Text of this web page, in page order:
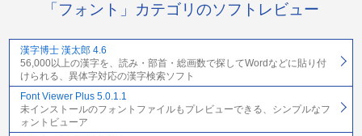
「フォント」カテゴリのソフトレビュー
漢字博士 漢太郎 4.6
56,000以上の漢字を、読み・部首・総画数で探してWordなどに貼り付
けられる、異体字対応の漢字検索ソフト
Font Viewer Plus 5.0.1.1
未インストールのフォントファイルもプレビューできる、シンプルなフ
ォントビューア